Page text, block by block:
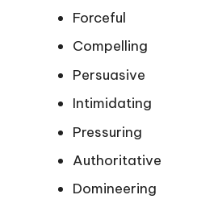
Forceful
Compelling
Persuasive
Intimidating
Pressuring
Authoritative
Domineering